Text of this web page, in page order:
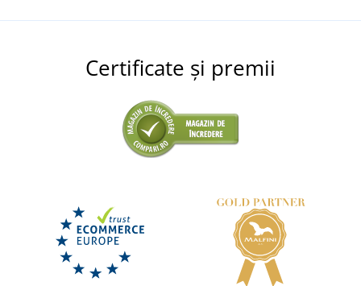
Cearșaf Jersey cu elastan
Certificate și premii